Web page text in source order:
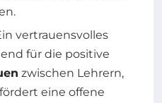
vertrauensvolles
für die positive
zwischen Lehrern,
eine offene